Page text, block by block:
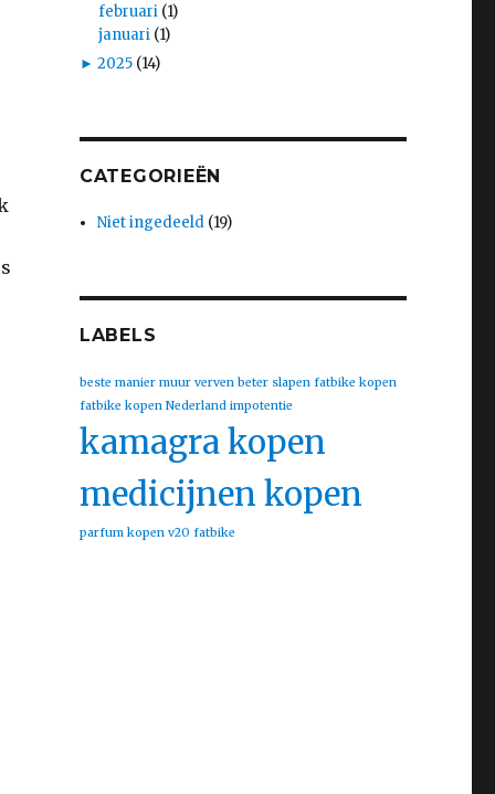
februari (1)
januari (1)
► 2025 (14)
CATEGORIEËN
Niet ingedeeld (19)
LABELS
beste manier muur verven beter slapen fatbike kopen
fatbike kopen Nederland impotentie
kamagra kopen
medicijnen kopen
parfum kopen v20 fatbike